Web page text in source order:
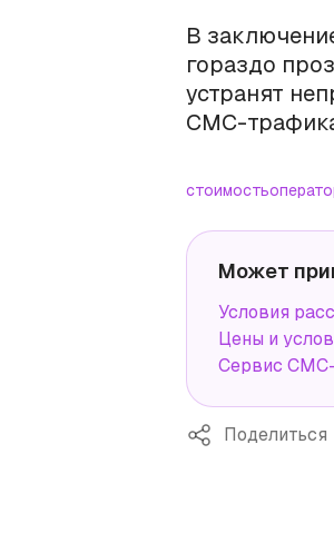
В
гораздо
устранят
СМС-
стоимость
Может
Условия
Цены и
Сервис СМС-
Поделиться